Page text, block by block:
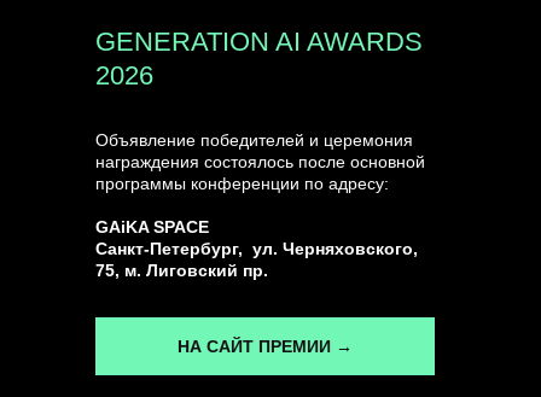
Объявление победителей и церемония
награждения состоялось после основной
программы конференции по адресу:
GAiKA SPACE
Санкт-Петербург, ул. Черняховского,
75, м. Лиговский пр.
GENERATION AI AWARDS
2026
НА САЙТ ПРЕМИИ →
ГЕНЕРАЛЬНЫЙ ИНФОПАРТНЕР
CONVERSATIONS